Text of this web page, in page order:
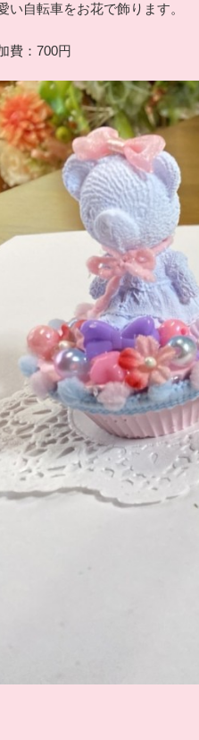
い自転車をお花で飾ります。
費：700円